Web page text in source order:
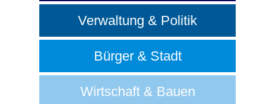
Verwaltung & Politik
Bürger & Stadt
Wirtschaft & Bauen